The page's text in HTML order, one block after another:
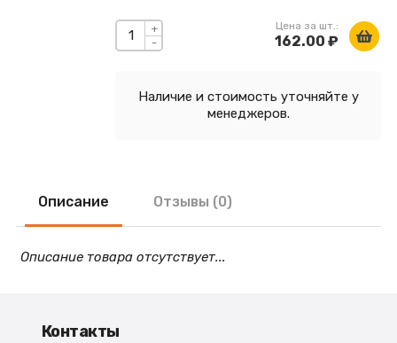
-
+ Цена за шт.:
162.00 ₽
Наличие и стоимость уточняйте у
менеджеров.
Описание Отзывы (0)
Описание товара отсутствует...
Контакты